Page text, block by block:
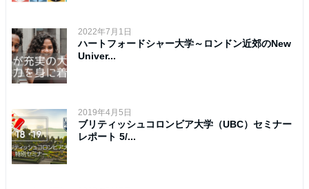
2022年7月1日
ハートフォードシャー大学～ロンドン近郊のNew
Univer...
2019年4月5日
ブリティッシュコロンビア大学（UBC）セミナー
レポート 5/...